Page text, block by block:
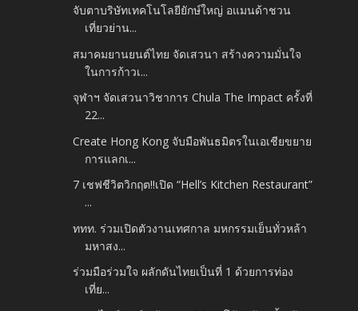
จับตาบริษัทเทคโนโลยียักษ์ใหญ่ อแมนด้าชวน
เที่ยวย่าน...
สมาคมยานยนต์ไทย จัดเสวนา สร้างความมั่นใจ
ในการก้าวเ...
จุฬาฯ จัดเสวนาวิชาการ Chula The Impact ครั้งที่
22...
Create Hong Kong จับมือพันธมิตรในเอเชียขยาย
การแลกเ...
7 เชฟชีวิตวิกฤต!!เปิด “Hell’s Kitchen Restaurant”
...
ททท. ร่วมเปิดตัวงานเทศกาล มหกรรมเย็นทั่วหล้า
มหาสง...
ร่วมมือร่วมใจ ผลักดันไทยเป็นที่ 1 ด้วยการท่อง
เที่ย...